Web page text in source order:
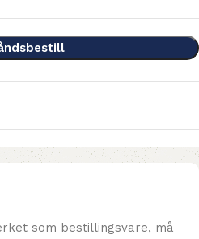
som bestillingsvare, må